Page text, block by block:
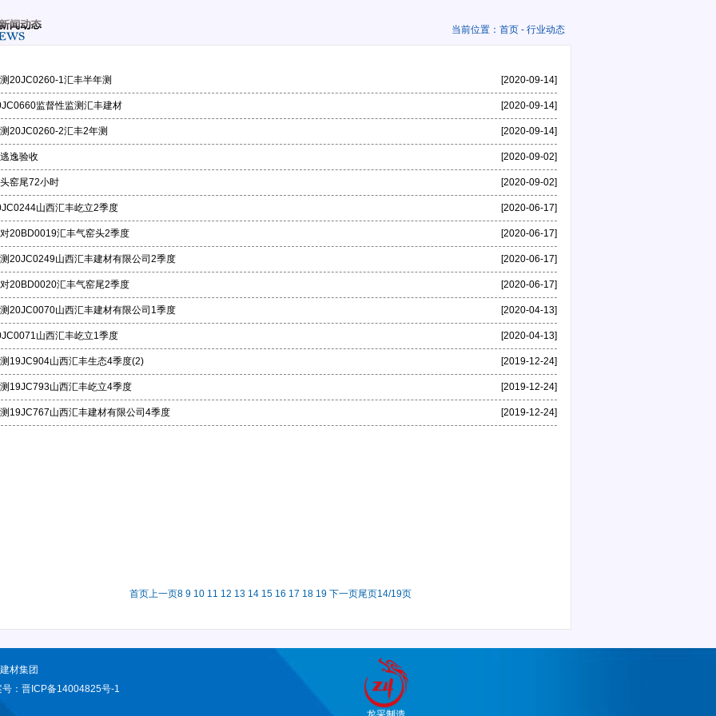
当前位置： 首页- 行业动态
20JC0260-1汇丰半年测 [2020-09-14]
监督性监测汇丰建材 [2020-09-14]
20JC0260-2汇丰2年测 [2020-09-14]
逸验收 [2020-09-02]
窑尾72小时 [2020-09-02]
山西汇丰屹立2季度 [2020-06-17]
20BD0019汇丰气窑头2季度 [2020-06-17]
20JC0249山西汇丰建材有限公司2季度 [2020-06-17]
20BD0020汇丰气窑尾2季度 [2020-06-17]
20JC0070山西汇丰建材有限公司1季度 [2020-04-13]
山西汇丰屹立1季度 [2020-04-13]
19JC904山西汇丰生态4季度(2) [2019-12-24]
19JC793山西汇丰屹立4季度 [2019-12-24]
19JC767山西汇丰建材有限公司4季度 [2019-12-24]
首页上一页8 9 10 11 12 13 14 15 16 17 18 19 下一页尾页14/19页
材集团
： 晋ICP备14004825号-1